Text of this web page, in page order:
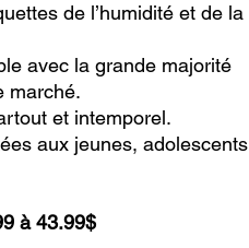
de l’humidité et de la
avec la grande majorité
marché.
et intemporel.
aux jeunes, adolescents
à 43.99$